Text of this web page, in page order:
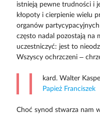
istnieją pewne trudności i
kłopoty i cierpienie wielu
organów
często nadal pozostają na
uczestniczyć: jest to
Wszyscy ochrzczeni –
kard. Walter
Papież Franciszek
Choć synod stwarza nam